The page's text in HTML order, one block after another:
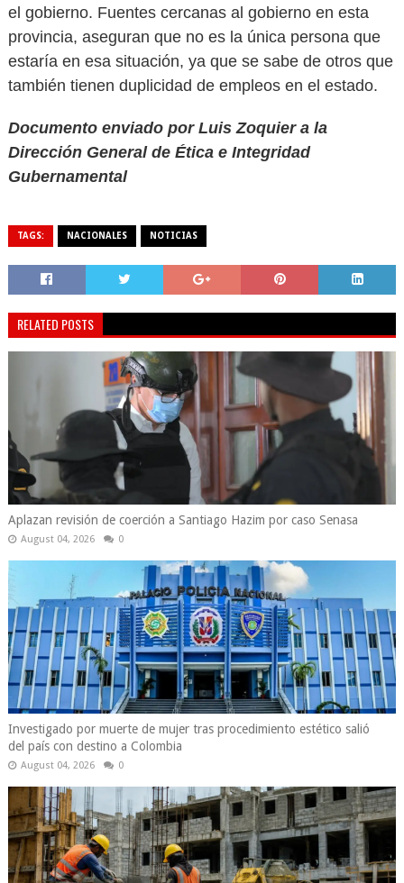
el gobierno. Fuentes cercanas al gobierno en esta
provincia, aseguran que no es la única persona que
estaría en esa situación, ya que se sabe de otros que
también tienen duplicidad de empleos en el estado.
Documento enviado por Luis Zoquier a la
Dirección General de Ética e Integridad
Gubernamental
TAGS: NACIONALES NOTICIAS
RELATED POSTS
Aplazan revisión de coerción a Santiago Hazim por caso Senasa
August 04, 2026 0
Investigado por muerte de mujer tras procedimiento estético salió
del país con destino a Colombia
August 04, 2026 0